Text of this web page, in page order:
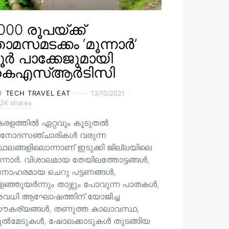
രൂപയ്ക്ക്
‘മൂന്നാർ’
പാക്കേജുമായി
TECH TRAVEL EAT
13/10/2021
2K shares
ഏറ്റവും കൂടുതൽ
വരുന്ന
ഇടുക്കി ജില്ലയിലെ
വിശാലമായ തേയിലത്തോട്ടങ്ങള്‍,
ചെറു പട്ടണങ്ങള്‍,
താഴ്ന്നും പോവുന്ന പാതകള്‍,
ആഘോഷത്തിന് യോജിച്ച
തണുത്ത കാലാവസ്ഥ,
ഷോലക്കാടുകൾ തുടങ്ങിയ